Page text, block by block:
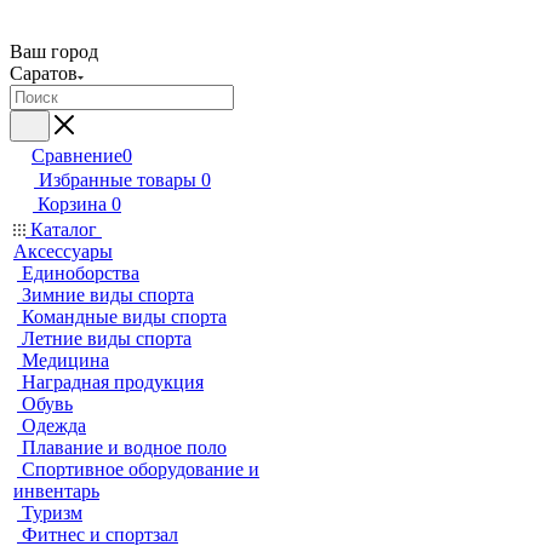
Ваш город
Саратов
Сравнение0
Избранные товары 0
Корзина 0
Каталог
Аксессуары
Единоборства
Зимние виды спорта
Командные виды спорта
Летние виды спорта
Медицина
Наградная продукция
Обувь
Одежда
Плавание и водное поло
Спортивное оборудование и
инвентарь
Туризм
Фитнес и спортзал